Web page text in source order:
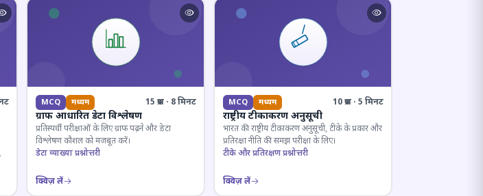
MCQ मध्यम 15 प्रश्न · 8 मिनट
ग्राफ आधारित डेटा विश्लेषण
प्रतिस्पर्धी परीक्षाओं के लिए ग्राफ पढ़ने और डेटा
विश्लेषण कौशल को मजबूत करें।
डेटा व्याख्या प्रश्नोत्तरी
क्विज़ लें
MCQ मध्यम 10 प्रश्न · 5 मिनट
राष्ट्रीय टीकाकरण अनुसूची
भारत की राष्ट्रीय टीकाकरण अनुसूची, टीके के प्रकार और
प्रतिरक्षा नीति की समझ परीक्षा के लिए।
टीके और प्रतिरक्षण प्रश्नोत्तरी
क्विज़ लें